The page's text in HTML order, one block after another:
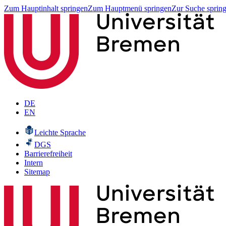
Zum Hauptinhalt springenZum Hauptmenü springenZur Suche
DE
EN
Leichte Sprache
DGS
Barrierefreiheit
Intern
Sitemap